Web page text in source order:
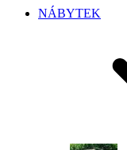
NÁBYTEK